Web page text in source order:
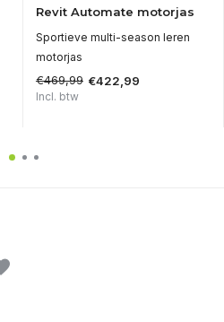
Revit Automate motorjas
Sportieve multi-season leren
motorjas
€469,99 €422,99
Incl. btw